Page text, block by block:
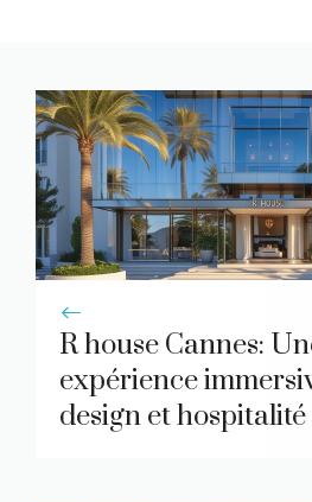
R house Cannes:
expérience
design et hospitalité